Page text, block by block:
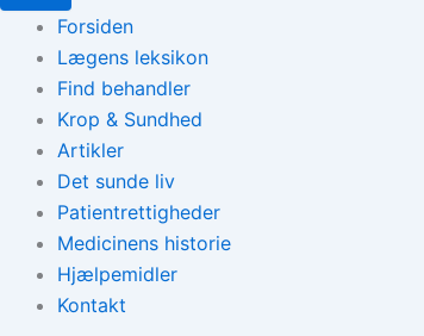
Forsiden
Lægens leksikon
Find behandler
Krop & Sundhed
Artikler
Det sunde liv
Patientrettigheder
Medicinens historie
Hjælpemidler
Kontakt